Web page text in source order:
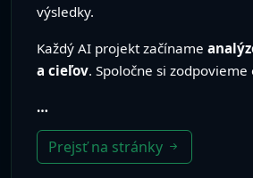
výsledky.
Každý AI projekt začíname
a cieľov. Spoločne si zodpovieme
…
Prejsť na stránky